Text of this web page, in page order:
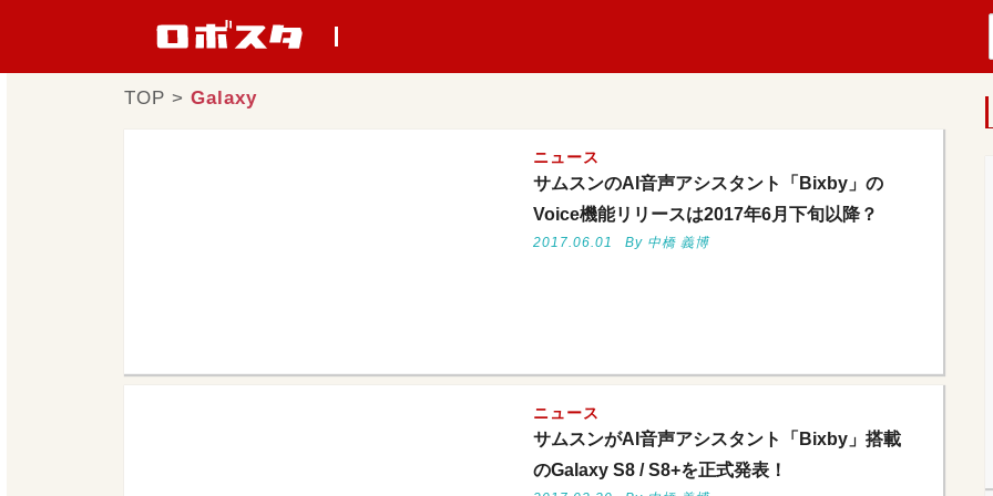
TOP > Galaxy
ニュース
サムスンのAI音声アシスタント「Bixby」の
Voice機能リリースは2017年6月下旬以降？
2017.06.01 By 中橋 義博
ニュース
サムスンがAI音声アシスタント「Bixby」搭載
のGalaxy S8 / S8+を正式発表！